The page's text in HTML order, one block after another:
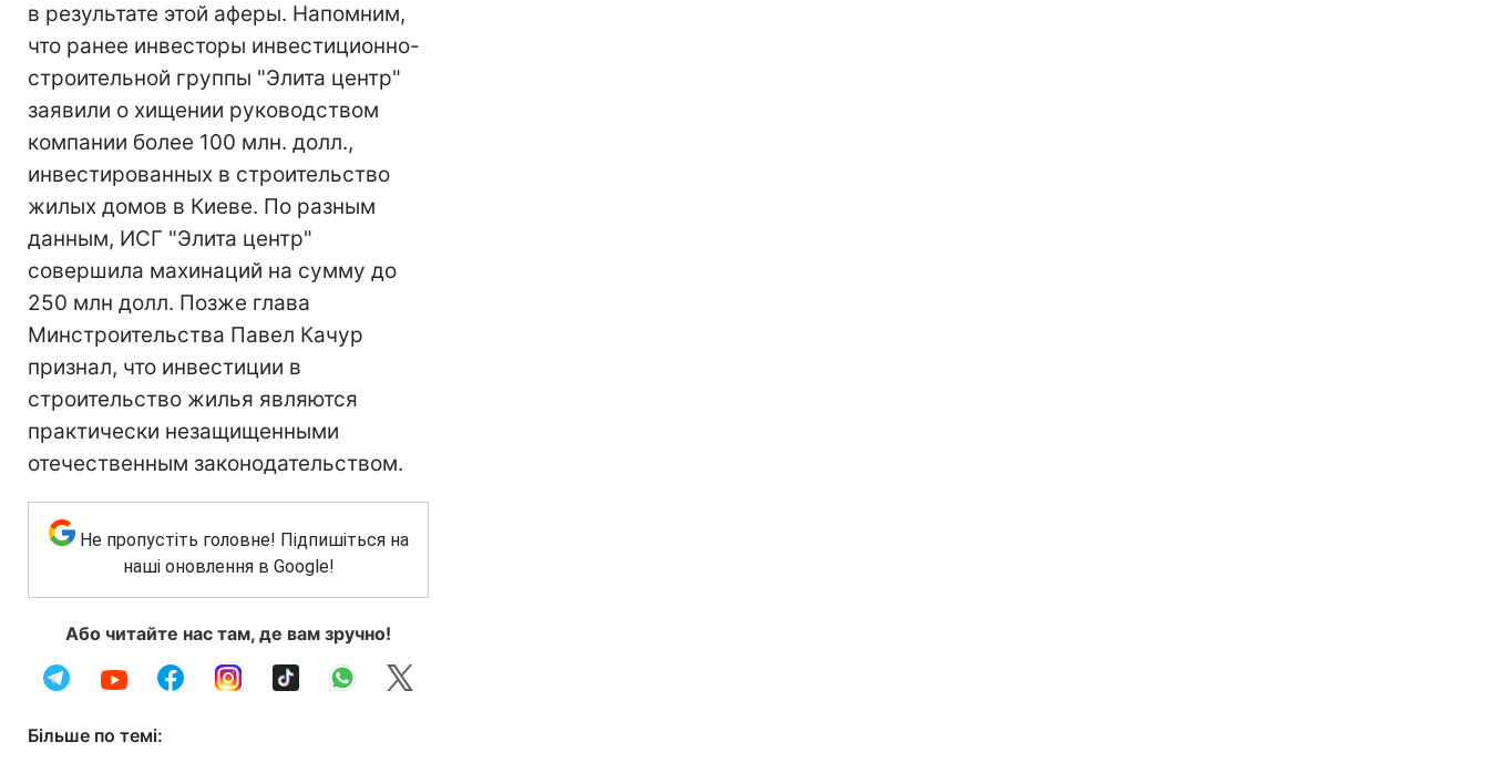
в результате этой аферы. Напомним,
что ранее инвесторы инвестиционно-
строительной группы "Элита центр"
заявили о хищении руководством
компании более 100 млн. долл.,
инвестированных в строительство
жилых домов в Киеве. По разным
данным, ИСГ "Элита центр"
совершила махинаций на сумму до
250 млн долл. Позже глава
Минстроительства Павел Качур
признал, что инвестиции в
строительство жилья являются
практически незащищенными
отечественным законодательством.
Не пропустіть головне! Підпишіться на
наші оновлення в Google!
Або читайте нас там, де вам зручно!
Більше по темі: